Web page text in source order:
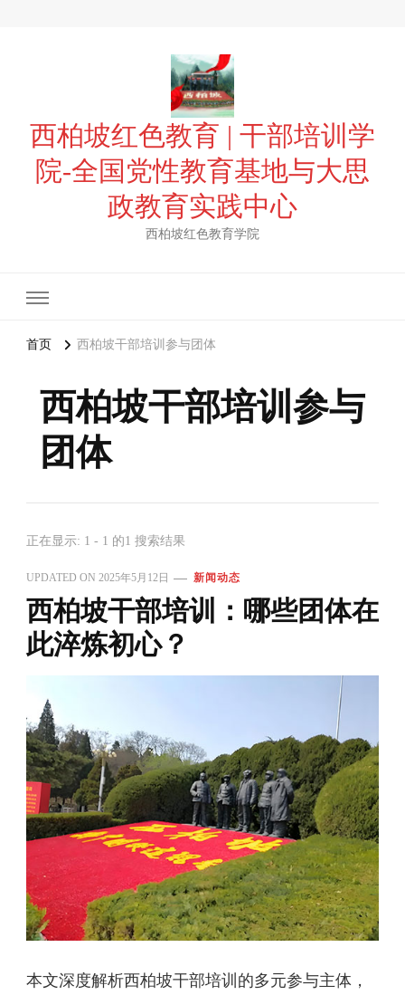
西柏坡红色教育 | 干部培训学
院-全国党性教育基地与大思
政教育实践中心
西柏坡红色教育学院
首页 西柏坡干部培训参与团体
西柏坡干部培训参与
团体
正在显示: 1 - 1 的1 搜索结果
UPDATED ON 2025年5月12日 新闻动态
西柏坡干部培训：哪些团体在
此淬炼初心？
本文深度解析西柏坡干部培训的多元参与主体，